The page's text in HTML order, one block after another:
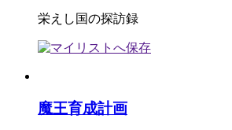
栄えし国の探訪録
魔王育成計画